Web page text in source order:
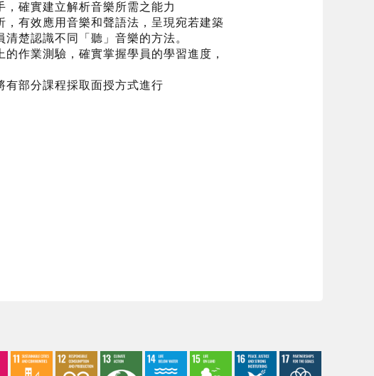
，確實建立解析音樂所需之能力
，有效應用音樂和聲語法，呈現宛若建築
清楚認識不同「聽」音樂的方法。
的作業測驗，確實掌握學員的學習進度，
有部分課程採取面授方式進行